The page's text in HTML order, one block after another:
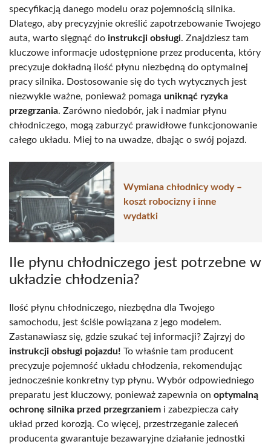
specyfikacją danego modelu oraz pojemnością silnika.
Dlatego, aby precyzyjnie określić zapotrzebowanie Twojego
auta, warto sięgnąć do instrukcji obsługi. Znajdziesz tam
kluczowe informacje udostępnione przez producenta, który
precyzuje dokładną ilość płynu niezbędną do optymalnej
pracy silnika. Dostosowanie się do tych wytycznych jest
niezwykle ważne, ponieważ pomaga uniknąć ryzyka
przegrzania. Zarówno niedobór, jak i nadmiar płynu
chłodniczego, mogą zaburzyć prawidłowe funkcjonowanie
całego układu. Miej to na uwadze, dbając o swój pojazd.
Wymiana chłodnicy wody –
koszt robocizny i inne
wydatki
Ile płynu chłodniczego jest potrzebne w
układzie chłodzenia?
Ilość płynu chłodniczego, niezbędna dla Twojego
samochodu, jest ściśle powiązana z jego modelem.
Zastanawiasz się, gdzie szukać tej informacji? Zajrzyj do
instrukcji obsługi pojazdu! To właśnie tam producent
precyzuje pojemność układu chłodzenia, rekomendując
jednocześnie konkretny typ płynu. Wybór odpowiedniego
preparatu jest kluczowy, ponieważ zapewnia on optymalną
ochronę silnika przed przegrzaniem i zabezpiecza cały
układ przed korozją. Co więcej, przestrzeganie zaleceń
producenta gwarantuje bezawaryjne działanie jednostki